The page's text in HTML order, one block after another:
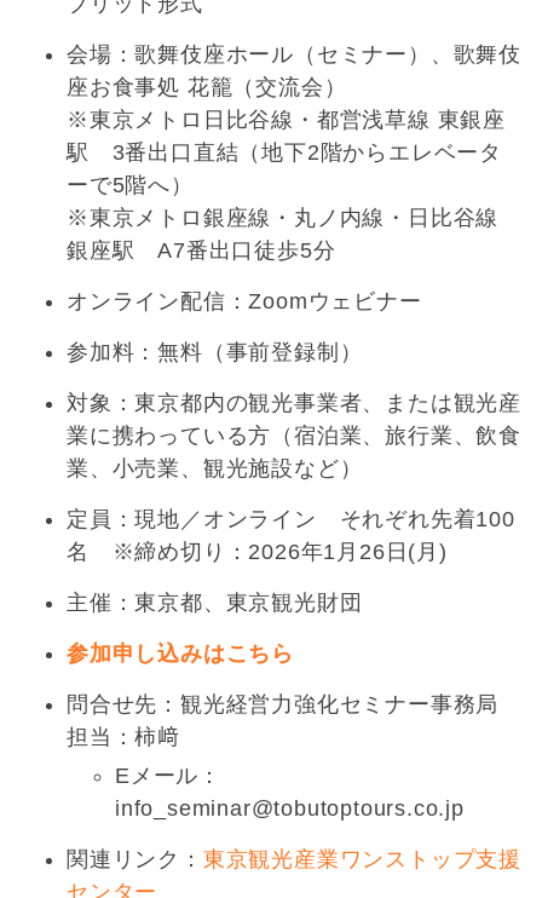
会場：歌舞伎座ホール（セミナー）、歌舞伎
座お食事処 花籠（交流会）
※東京メトロ日比谷線・都営浅草線 東銀座
駅 3番出口直結（地下2階からエレベータ
ーで5階へ）
※東京メトロ銀座線・丸ノ内線・日比谷線
銀座駅 A7番出口徒歩5分
オンライン配信：Zoomウェビナー
参加料：無料（事前登録制）
対象：東京都内の観光事業者、または観光産
業に携わっている方（宿泊業、旅行業、飲食
業、小売業、観光施設など）
定員：現地／オンライン それぞれ先着100
名 ※締め切り：2026年1月26日(月)
主催：東京都、東京観光財団
参加申し込みはこちら
問合せ先：観光経営力強化セミナー事務局
担当：柿﨑
Eメール：
info_seminar@tobutoptours.co.jp
関連リンク： 東京観光産業ワンストップ支援
センター